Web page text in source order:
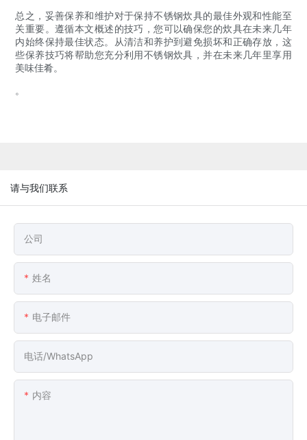
总之，妥善保养和维护对于保持不锈钢炊具的最佳外观和性能至
关重要。遵循本文概述的技巧，您可以确保您的炊具在未来几年
内始终保持最佳状态。从清洁和养护到避免损坏和正确存放，这
些保养技巧将帮助您充分利用不锈钢炊具，并在未来几年里享用
美味佳肴。
。
请与我们联系
公司
姓名
电子邮件
电话/WhatsApp
内容